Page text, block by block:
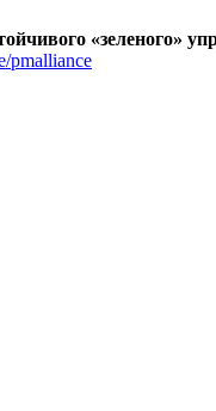
«зеленого»
pmalliance